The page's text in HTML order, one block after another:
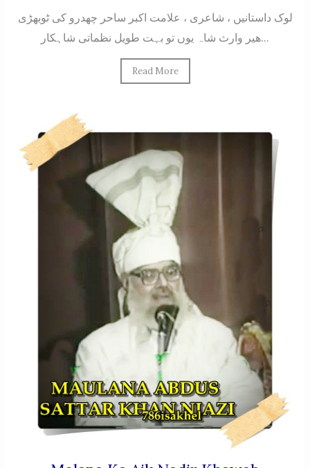
لوک داستانیں ، شاعری ، علامت اکبر ساحر چھدرو کی ٹوبهڑی
هیر وارث شاہ یوں تو بہت طویل نظماتی شاہکار...
Read More